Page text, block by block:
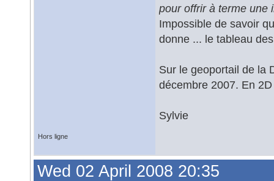
pour offrir à terme une
Impossible de savoir
donne ... le tableau
Sur le geoportail de la
décembre 2007. En
Sylvie
Hors ligne
Wed 02 April 2008 20:35